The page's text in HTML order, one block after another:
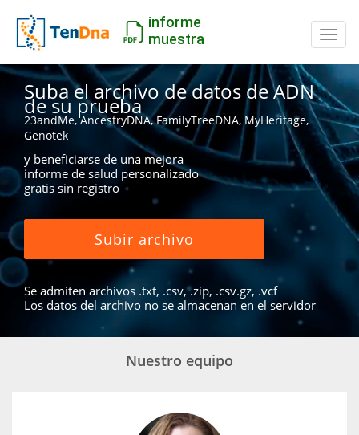
informe
muestra
Suba el archivo de datos de ADN
de su prueba
23andMe, AncestryDNA, FamilyTreeDNA, MyHeritage,
Genotek
y beneficiarse de una mejora
informe de salud personalizado
gratis sin registro
Subir archivo
Se admiten archivos .txt, .csv, .zip, .csv.gz, .vcf
Los datos del archivo no se almacenan en el servidor
Nuestro equipo
Svitlana Kyshenko